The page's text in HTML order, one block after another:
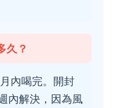
久？
內喝完。開封
內解決，因為風